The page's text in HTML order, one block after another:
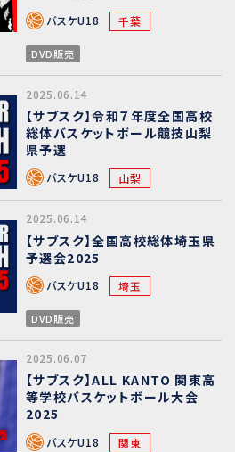
バスケU18 千葉
DVD販売
2025.06.14
【サブスク】令和７年度全国高校
総体バスケットボール競技山梨
県予選
バスケU18 山梨
2025.06.14
【サブスク】全国高校総体埼玉県
予選会2025
バスケU18 埼玉
DVD販売
2025.06.07
【サブスク】ALL KANTO 関東高
等学校バスケットボール大会
2025
バスケU18 関東